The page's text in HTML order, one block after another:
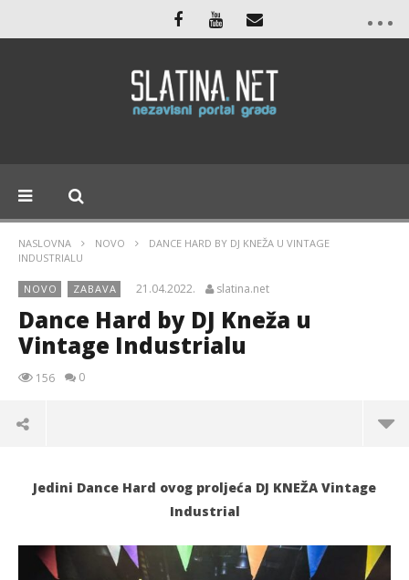
NASLOVNA NOVO
DANCE HARD BY DJ KNEŽA U VINTAGE
INDUSTRIALU
NOVO ZABAVA 21.04.2022. slatina.net
Dance Hard by DJ Kneža u
Vintage Industrialu
156 0
Jedini Dance Hard ovog proljeća DJ KNEŽA Vintage
Industrial